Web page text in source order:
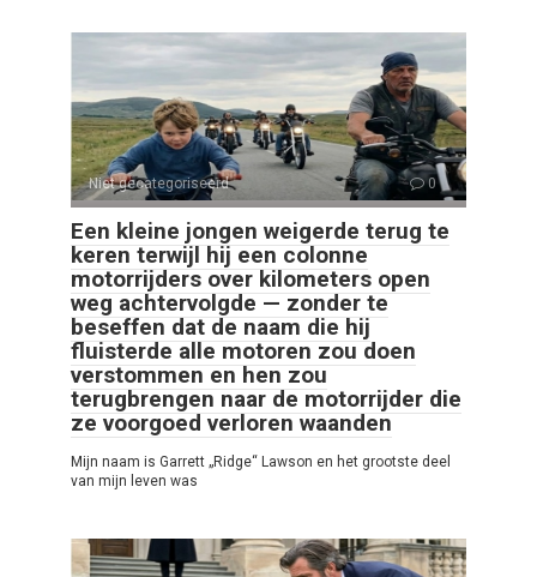
Niet gecategoriseerd 0
Een kleine jongen weigerde terug te
keren terwijl hij een colonne
motorrijders over kilometers open
weg achtervolgde — zonder te
beseffen dat de naam die hij
fluisterde alle motoren zou doen
verstommen en hen zou
terugbrengen naar de motorrijder die
ze voorgoed verloren waanden
Mijn naam is Garrett „Ridge“ Lawson en het grootste deel
van mijn leven was